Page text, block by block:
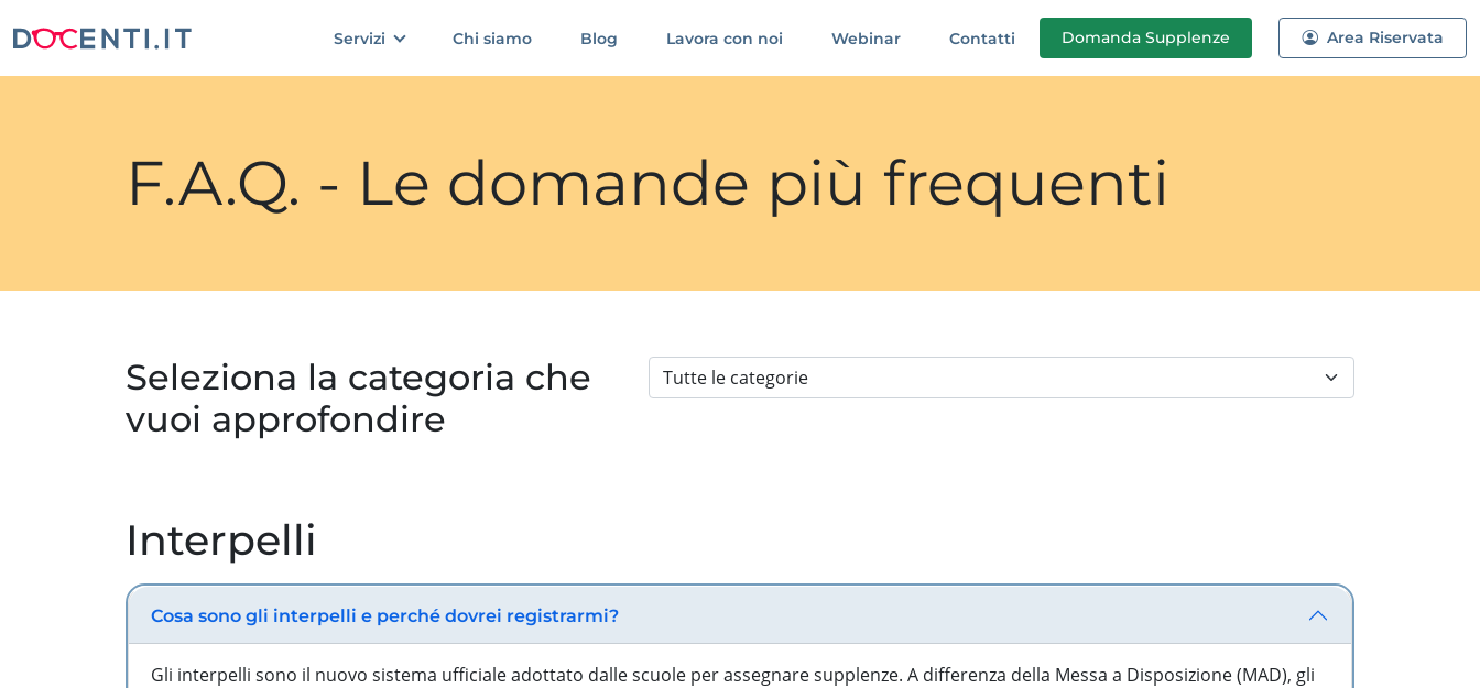
Servizi Chi siamo Blog Lavora con noi Webinar Contatti Domanda Supplenze Area Riservata
F.A.Q. - Le domande più frequenti
Seleziona la categoria che
vuoi approfondire
Interpelli
Cosa sono gli interpelli e perché dovrei registrarmi?
Gli interpelli sono il nuovo sistema ufficiale adottato dalle scuole per assegnare supplenze. A differenza della Messa a Disposizione (MAD), gli